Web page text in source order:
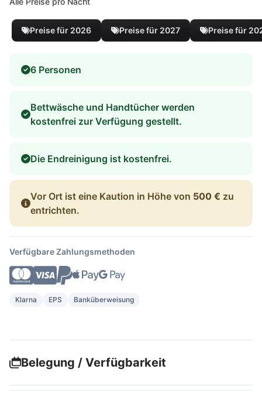
Preise für 2026 Preise für 2027 Preise für
6 Personen
Bettwäsche und Handtücher werden
kostenfrei zur Verfügung gestellt.
Die Endreinigung ist kostenfrei.
Vor Ort ist eine Kaution in Höhe von 500 € zu
entrichten.
Verfügbare Zahlungsmethoden
Klarna EPS Banküberweisung
Belegung / Verfügbarkeit